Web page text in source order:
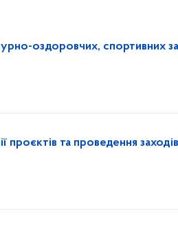
оздоровчих, спортивних
та проведення